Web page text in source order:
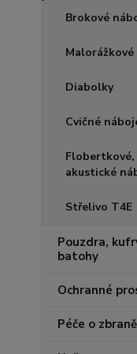
Brokové
Diabolky
Cvičné
Flobertkové,
akustické
Střelivo T4E
Pouzdra,
batohy
Ochranné
Péče o zbraně